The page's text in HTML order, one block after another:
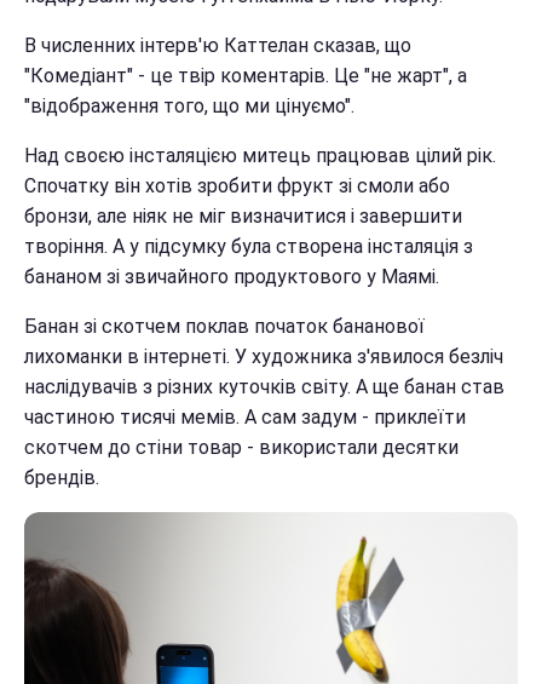
В численних інтерв'ю Каттелан сказав, що
"Комедіант" - це твір коментарів. Це "не жарт", а
"відображення того, що ми цінуємо".
Над своєю інсталяцією митець працював цілий рік.
Спочатку він хотів зробити фрукт зі смоли або
бронзи, але ніяк не міг визначитися і завершити
творіння. А у підсумку була створена інсталяція з
бананом зі звичайного продуктового у Маямі.
Банан зі скотчем поклав початок бананової
лихоманки в інтернеті. У художника з'явилося безліч
наслідувачів з різних куточків світу. А ще банан став
частиною тисячі мемів. А сам задум - приклеїти
скотчем до стіни товар - використали десятки
брендів.